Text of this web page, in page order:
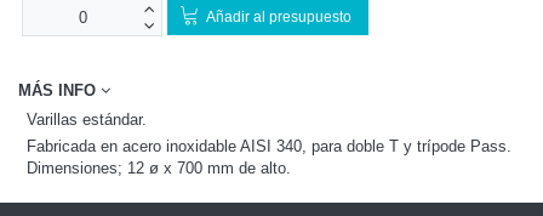
Añadir al presupuesto
MÁS INFO
Varillas estándar.
Fabricada en acero inoxidable AISI 340, para doble T y trípode Pass.
Dimensiones; 12 ø x 700 mm de alto.